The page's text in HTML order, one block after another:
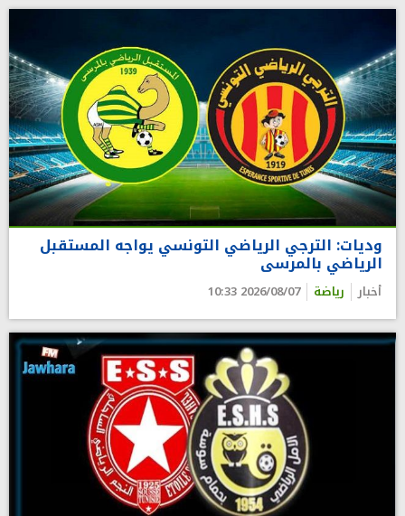
وديات: الترجي الرياضي التونسي يواجه المستقبل
الرياضي بالمرسى
أخبار رياضة 2026/08/07 10:33